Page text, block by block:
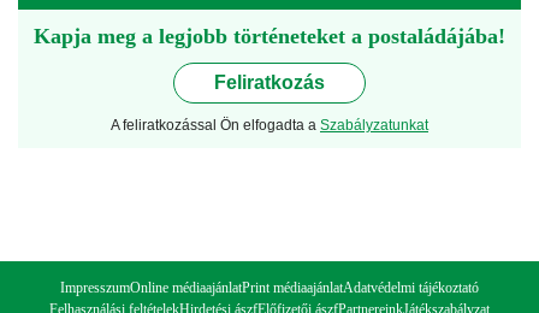
Kapja meg a legjobb történeteket a postaládájába!
Feliratkozás
A feliratkozással Ön elfogadta a Szabályzatunkat
ImpresszumOnline médiaajánlatPrint médiaajánlatAdatvédelmi tájékoztató